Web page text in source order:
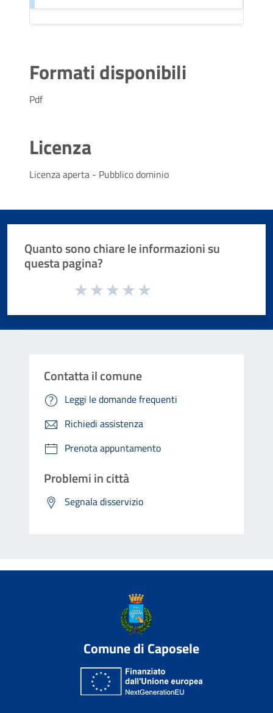
Formati disponibili
Pdf
Licenza
Licenza aperta - Pubblico dominio
Quanto sono chiare le informazioni su
questa pagina?
Valuta da 1 a 5 stelle la pagina
Contatta il comune
Leggi le domande frequenti
Richiedi assistenza
Prenota appuntamento
Problemi in città
Segnala disservizio
Comune di Caposele